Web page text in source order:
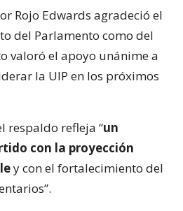
Rojo Edwards agradeció el
del Parlamento como del
valoró el apoyo unánime a
la UIP en los próximos
respaldo refleja “un
con la proyección
y con el fortalecimiento del